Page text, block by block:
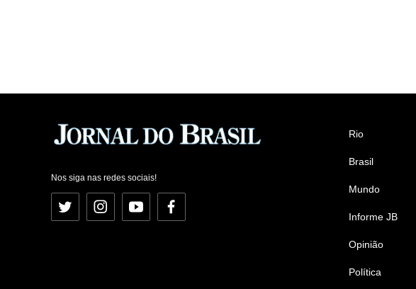
Nos siga nas redes sociais!
Twitter InstagramYouTubeFacebook
Rio
Brasil
Mundo
Informe JB
Opinião
Política